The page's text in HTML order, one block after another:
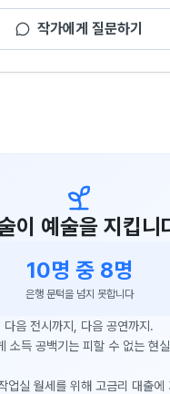
작가에게 질문하기
이 예술을 지킵니
10명 중 8명
은행 문턱을 넘지 못합니다
다음 전시까지, 다음 공연까지.
소득 공백기는 피할 수 없는 현
업실 월세를 위해 고금리 대출에